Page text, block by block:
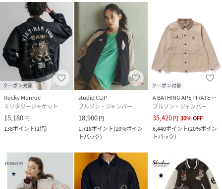
原産国
素材
表地：ポリエステル100％ 裏地：ポリエステル
100％ 刺繍部分：ポリエステル100％
サイズ SMALL、MEDIUM
品番
QY2940_A2861FJM151
A2861FJM151-01-2 QY2940
クーポン対象
Rocky Monroe
ミリタリージャケット
15,180円
138ポイント(1倍)
studio CLIP
ブルゾン・ジャンパー
18,900円
1,718ポイント(10%ポイン
トバック)
クーポン対象
A BATHING APE PIRATE STORE
ブルゾン・ジャンパー
35,420円 30%OFF
6,440ポイント(20%ポイン
トバック)